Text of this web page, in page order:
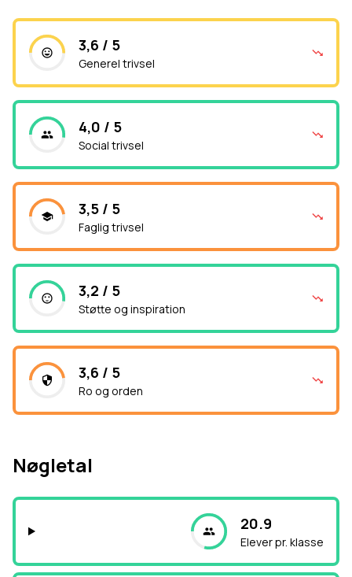
3,6 / 5
Generel trivsel
4,0 / 5
Social trivsel
3,5 / 5
Faglig trivsel
3,2 / 5
Støtte og inspiration
3,6 / 5
Ro og orden
Nøgletal
20.9
Elever pr. klasse